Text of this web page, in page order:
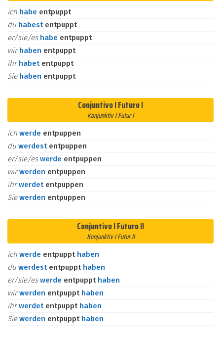
ich habe entpuppt
du habest entpuppt
er/sie/es habe entpuppt
wirhaben entpuppt
ihrhabet entpuppt
Sie haben entpuppt
Conjuntivo I Futuro I
Konjunktiv I Futur I
ich werde entpuppen
du werdest entpuppen
er/sie/eswerde entpuppen
wirwerden entpuppen
ihrwerdet entpuppen
Siewerden entpuppen
Conjuntivo I Futuro II
Konjunktiv I Futur II
ich werde entpuppt haben
du werdest entpuppt haben
er/sie/eswerde entpuppt haben
wirwerden entpuppt haben
ihrwerdet entpuppt haben
Siewerden entpuppt haben